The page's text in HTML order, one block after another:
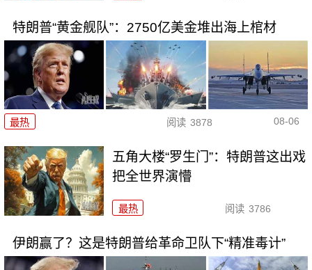
特朗普“黄金舰队”：2750亿美金堆出海上棺材
最热 阅读 3878 08-06
五角大楼“罗生门”：特朗普这出戏
把全世界演懵
最热 阅读 3786
伊朗赢了？这是特朗普给革命卫队下“精准毒计”